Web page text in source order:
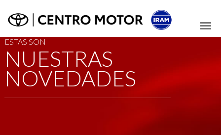
ESTAS SON
NUESTRAS
NOVEDADES